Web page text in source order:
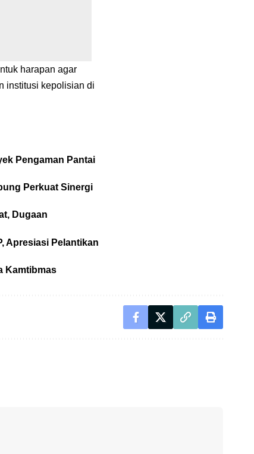
harapan agar
institusi kepolisian di
Pengaman Pantai
Perkuat Sinergi
Dugaan
Apresiasi Pelantikan
Kamtibmas